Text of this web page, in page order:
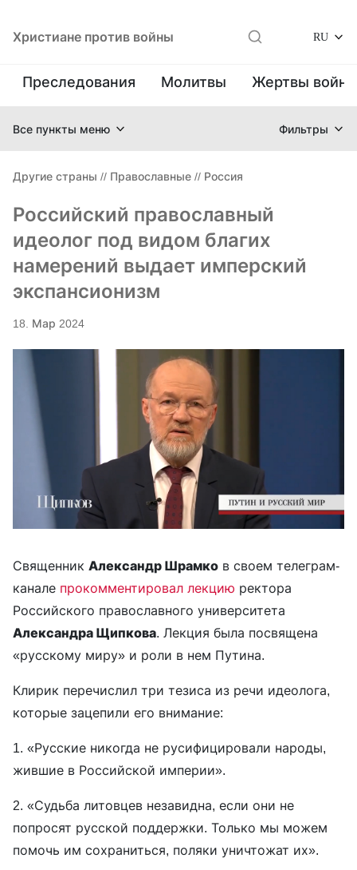
Христиане против войны RU
Преследования Молитвы Жертвы
Все пункты меню Фильтры
Другие страны // Православные // Россия
Российский православный
идеолог под видом благих
намерений выдает имперский
экспансионизм
18. Мар 2024
Священник Александр Шрамко в своем телеграм-
канале прокомментировал лекцию ректора
Российского православного университета
Александра Щипкова. Лекция была посвящена
«русскому миру» и роли в нем Путина.
Клирик перечислил три тезиса из речи идеолога,
которые зацепили его внимание:
1. «Русские никогда не русифицировали народы,
жившие в Российской империи».
2. «Судьба литовцев незавидна, если они не
попросят русской поддержки. Только мы можем
помочь им сохраниться, поляки уничтожат их».